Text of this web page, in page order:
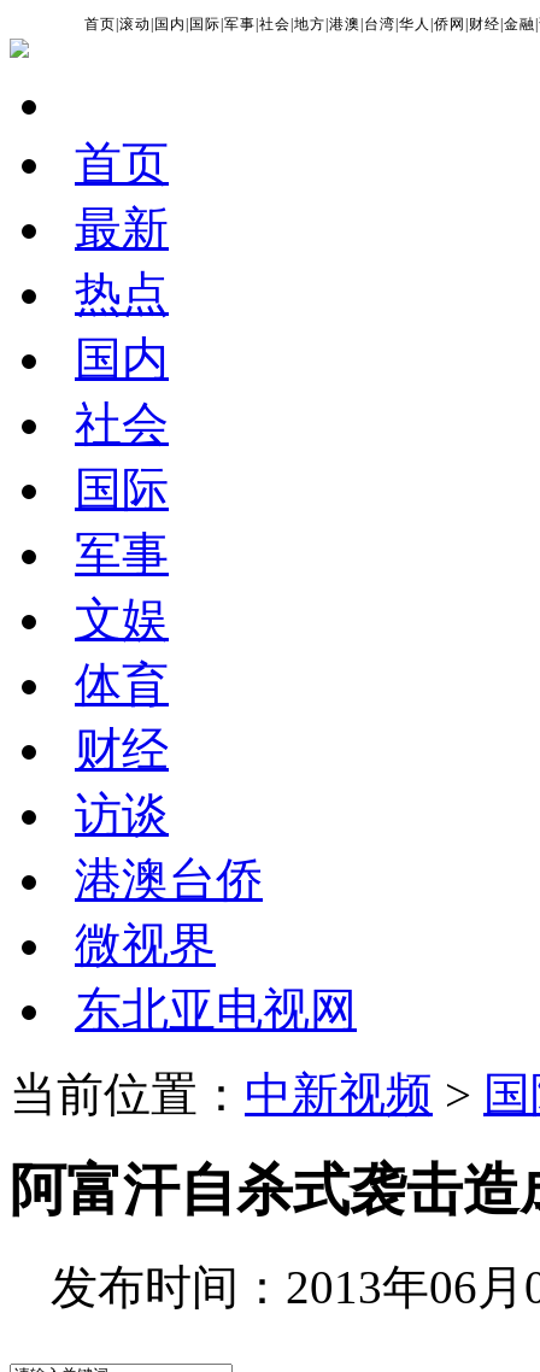
首页 |滚动 国内 国际 |军事 |社会 |地方 |港澳 台湾 |华人 |侨网 财经 |金融 |
首页
最新
热点
国内
社会
国际
军事
文娱
体育
财经
访谈
港澳台侨
微视界
东北亚电视网
当前位置： 中新视频 >
阿富汗自杀式袭击造
发布时间：2013年06月